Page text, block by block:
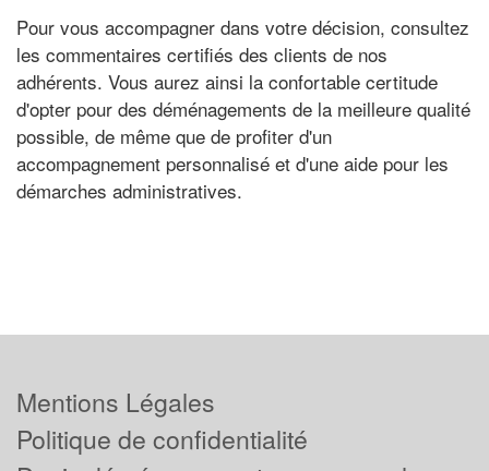
Pour vous accompagner dans votre décision, consultez
les commentaires certifiés des clients de nos
adhérents. Vous aurez ainsi la confortable certitude
d'opter pour des déménagements de la meilleure qualité
possible, de même que de profiter d'un
accompagnement personnalisé et d'une aide pour les
démarches administratives.
Mentions Légales
Politique de confidentialité